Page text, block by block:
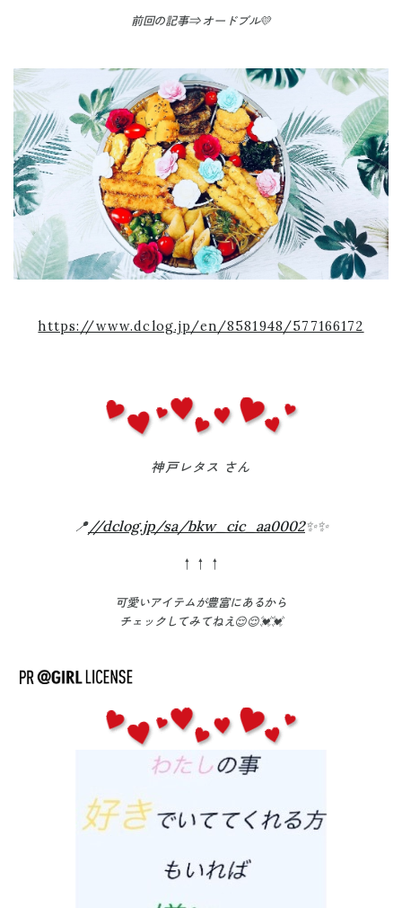
前回の記事⇒ オードブル💛
https://www.dclog.jp/en/8581948/577166172
神戸レタス さん
📍//dclog.jp/sa/bkw_cic_aa0002✨✨
↑↑↑
可愛いアイテムが豊富にあるから
チェックしてみてねえ😌😌💓💓